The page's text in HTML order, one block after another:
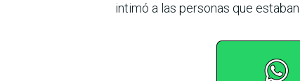
intimó a las personas que